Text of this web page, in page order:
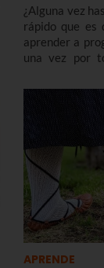
¿Alguna vez
rápido que es
aprender a
una vez por
adquirir
APRENDE